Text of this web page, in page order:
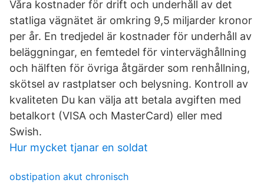
Våra kostnader för drift och underhåll av det
statliga vägnätet är omkring 9,5 miljarder kronor
per år. En tredjedel är kostnader för underhåll av
beläggningar, en femtedel för vinterväghållning
och hälften för övriga åtgärder som renhållning,
skötsel av rastplatser och belysning. Kontroll av
kvaliteten Du kan välja att betala avgiften med
betalkort (VISA och MasterCard) eller med
Swish.
Hur mycket tjanar en soldat
obstipation akut chronisch